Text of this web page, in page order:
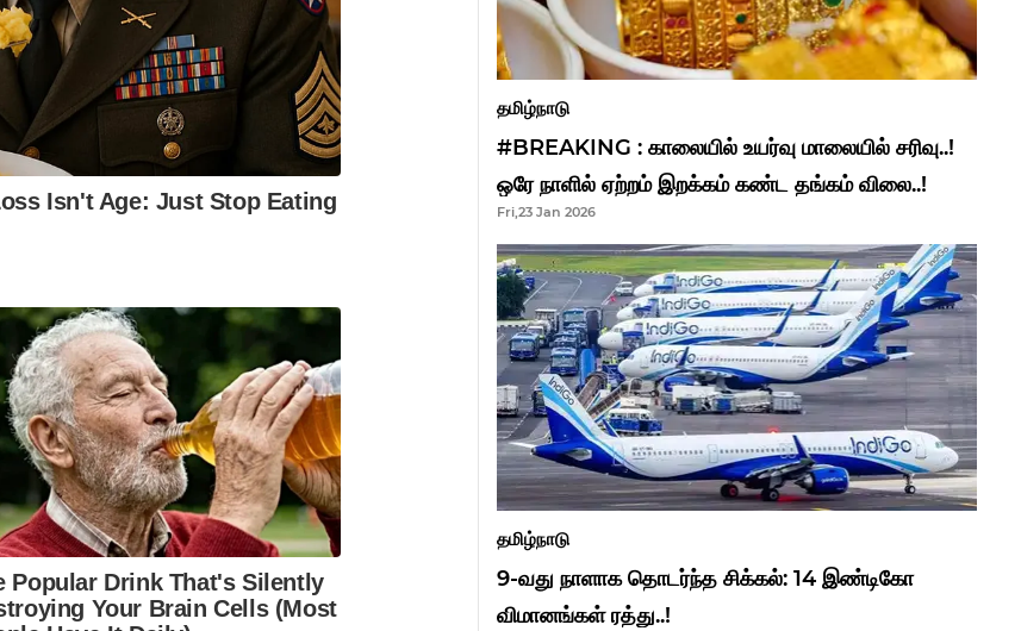
தமிழ்நாடு
#BREAKING : காலையில் உயர்வு மாலையில் சரிவு..!
ஒரே நாளில் ஏற்றம் இறக்கம் கண்ட தங்கம் விலை..!
Fri,23 Jan 2026
தமிழ்நாடு
9-வது நாளாக தொடர்ந்த சிக்கல்: 14 இண்டிகோ
விமானங்கள் ரத்து..!